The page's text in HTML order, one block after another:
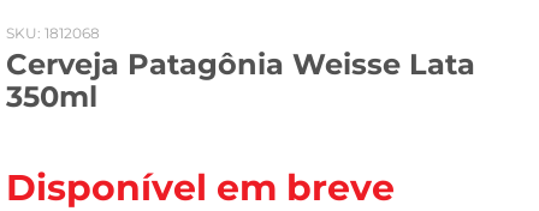
: 1812068
Cerveja Patagônia Weisse Lata
350ml
Disponível em breve
fogao
café
cerveja
vinho